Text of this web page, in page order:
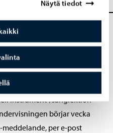
Näytä tiedot
och
instrument-/sånglektion
börjar vecka
meddelande, per e-post